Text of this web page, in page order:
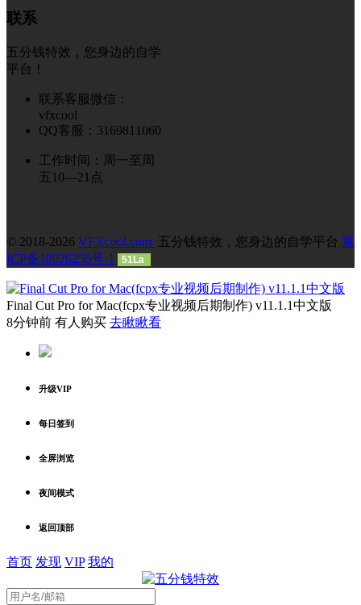
联系
五分钱特效，您身边的自学
平台！
联系客服微信：
vfxcool
QQ客服：3169811060
工作时间：周一至周
五10—21点
© 2018-2026 VFXcool.com 五分钱特效，您身边的自学平台 冀
ICP备18026256号-1
51La
Final Cut Pro for Mac(fcpx专业视频后期制作) v11.1.1中文版
8分钟前 有人购买 去瞅瞅看
升级VIP
每日签到
全屏浏览
夜间模式
返回顶部
首页 发现 VIP 我的